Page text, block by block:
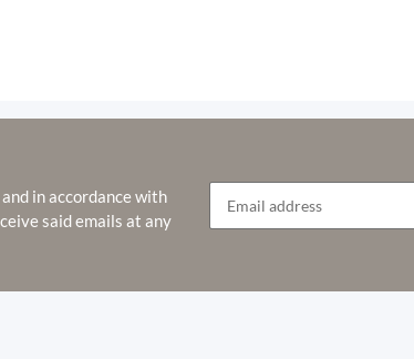
in accordance with
said emails at any